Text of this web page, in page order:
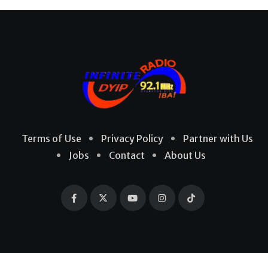
Terms of Use Privacy Policy
Partner with Us
Jobs
Contact About Us